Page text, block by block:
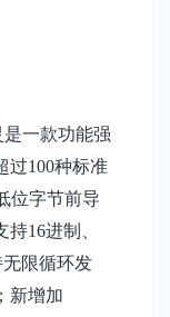
一款功能强
过100种标准
位字节前导
16进制、
限循环发
新增加